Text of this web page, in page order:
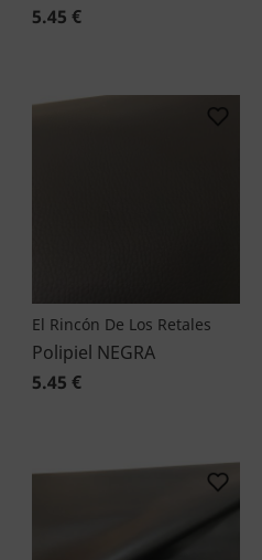
5.45 €
El Rincón De Los Retales
Polipiel NEGRA
5.45 €